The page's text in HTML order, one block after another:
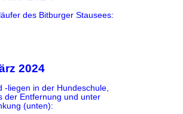
des Bitburger Stausees:
2024
-liegen in der Hundeschule,
der Entfernung und unter
(unten):